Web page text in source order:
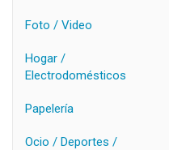
Foto / Video
Hogar /
Electrodomésticos
Papelería
Ocio / Deportes /